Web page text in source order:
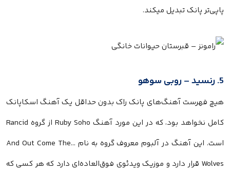
پاپی‌تر پانک تبدیل میکند.
5. رنسید – روبی سوهو
هیچ فهرست آهنگ‌های پانک راک بدون حداقل یک آهنگ اسکاپانک
کامل نخواهد بود، که در این مورد آهنگ Ruby Soho از گروه Rancid
است. این آهنگ در آلبوم معروف گروه به نام …And Out Come The
Wolves قرار دارد و موزیک ویدئوی فوق‌العاده‌ای دارد که هر کسی که